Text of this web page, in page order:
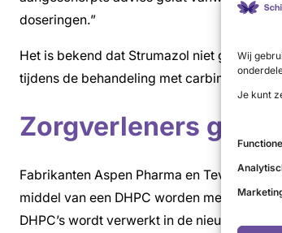
Wij
Je kunt
doseringen.”
Het is bekend dat Strumazol niet gebruikt
tijdens de behandeling met carbimazol/
Zorgverleners
Fabrikanten Aspen Pharma en Teva
middel van een DHPC worden medische
DHPC’s wordt verwerkt in de nieuwe